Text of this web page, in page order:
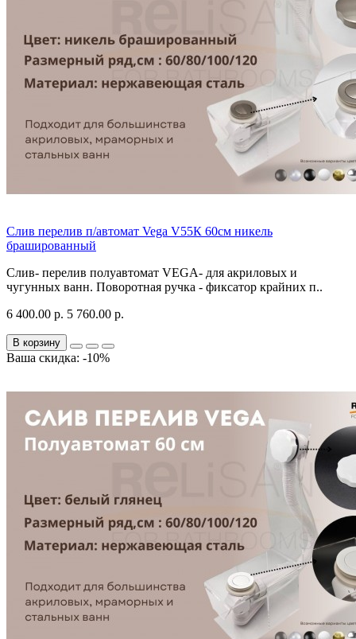
Слив перелив п/автомат Vega V55К 60см никель
брашированный
Слив- перелив полуавтомат VEGA- для акриловых и
чугунных ванн. Поворотная ручка - фиксатор крайних п..
6 400.00 р. 5 760.00 р.
В корзину
Ваша скидка: -10%